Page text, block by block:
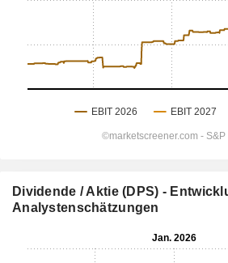
Dividende / Aktie (DPS) -
Analystenschätzungen